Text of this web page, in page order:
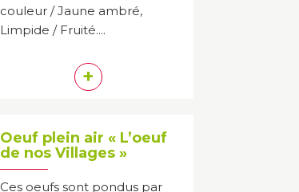
couleur / Jaune ambré,
Limpide / Fruité....
+
Oeuf plein air « L’oeuf
de nos Villages »
Ces oeufs sont pondus par